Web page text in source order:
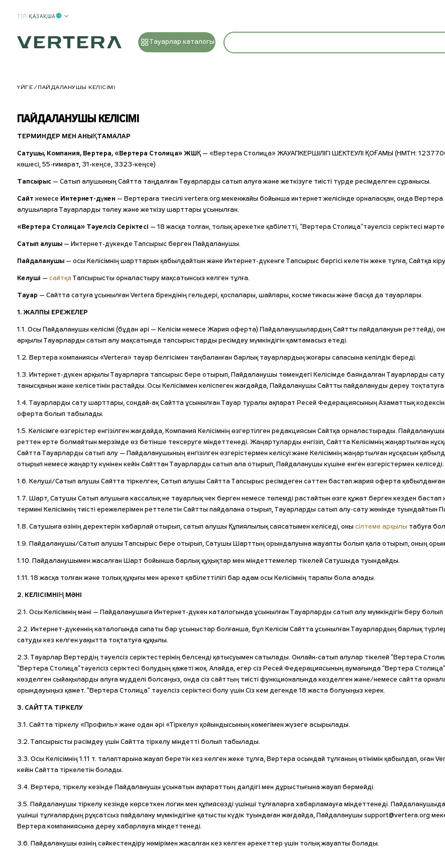
ТІЛ :ҚАЗАҚША
Тауарлар каталогы
ҮЙГЕ ПАЙДАЛАНУШЫ КЕЛІСІМІ
ПАЙДАЛАНУШЫ КЕЛІСІМІ
ТЕРМИНДЕР МЕН АНЫҚТАМАЛАР
Сатушы, Компания, Вертера, «Вертера Столица» ЖШҚ— «Вертера Столица» ЖАУАПКЕРШІЛІГІ ШЕКТЕУЛІ ҚОҒАМЫ (НМТН:
көшесі, 55-ғимарат, 31-кеңсе, 3323-кеңсе)
Тапсырыс — Сатып алушының Сайтта таңдалған Тауарларды сатып алуға және жеткізуге тиісті түрде ресімделген сұранысы.
Сайт немесе Интернет-дүкен — Вертераға тиесілі vertera.org мекенжайы бойынша интернет желісінде орналасқан, онда
алушыларға Тауарларды төлеу және жеткізу шарттары ұсынылған.
«Вертера Столица» Тәуелсіз Серіктесі — 18 жасқа толған, толық әрекетке қабілетті, "Вертера Столица"тәуелсіз серіктесі
Сатып алушы — Интернет-дүкенде Тапсырыс берген Пайдаланушы.
Пайдаланушы — осы Келісімнің шарттарын қабылдайтын және Интернет-дүкенге Тапсырыс бергісі келетін жеке тұлға, Сайтқа
Келуші — сайтқа Тапсырысты орналастыру мақсатынсыз келген тұлға.
Тауар — Сайтта сатуға ұсынылған Vertera брендінің гельдері, қоспалары, шайлары, косметикасы және басқа да тауарлары.
1. ЖАЛПЫ ЕРЕЖЕЛЕР
1.1. Осы Пайдаланушы келісімі (бұдан әрі — Келісім немесе Жария оферта) Пайдаланушылардың Сайтты пайдалануын реттейді,
арқылы Тауарларды сатып алу мақсатында тапсырыстарды ресімдеу мүмкіндігін қамтамасыз етеді.
1.2. Вертера компаниясы «Vertera» тауар белгісімен таңбаланған барлық тауарлардың жоғары сапасына кепілдік береді.
1.3. Интернет-дүкен арқылы Тауарларға тапсырыс бере отырып, Пайдаланушы төмендегі Келісімде баяндалған Тауарларды
танысқанын және келісетінін растайды. Осы Келісіммен келіспеген жағдайда, Пайдаланушы Сайтты пайдалануды дереу тоқтатуға
1.4. Тауарларды сату шарттары, сондай-ақ Сайтта ұсынылған Тауар туралы ақпарат Ресей Федерациясының Азаматтық
оферта болып табылады.
1.5. Келісімге өзгерістер енгізілген жағдайда, Компания Келісімнің өзгертілген редакциясын Сайтқа орналастырады. Пайдаланушы
реттен ерте болмайтын мерзімде өз бетінше тексеруге міндеттенеді. Жаңартуларды енгізіп, Сайтта Келісімнің жаңартылған
Сайтта Тауарларды сатып алу — Пайдаланушының енгізілген өзгерістермен келісуі және Келісімнің жаңартылған нұсқасын
отырып немесе жаңарту күнінен кейін Сайттан Тауарларды сатып ала отырып, Пайдаланушы күшіне енген өзгерістермен келіседі.
1.6. Келуші/Сатып алушы Сайтта тіркелген, Сатып алушы Сайтта Тапсырыс ресімдеген сәттен бастап жария оферта
1.7. Шарт, Сатушы Сатып алушыға кассалық не тауарлық чек берген немесе төлемді растайтын өзге құжат берген кезден бастап
термині Келісімнің тиісті ережелерімен реттелетін Сайтты пайдалана отырып, Тауарларды сатып алу-сату жөнінде
1.8. Сатушыға өзінің деректерін хабарлай отырып, сатып алушы Құпиялылық саясатымен келіседі, оны сілтеме арқылы табуға
1.9. Пайдаланушы/Сатып алушы Тапсырыс бере отырып, Сатушы Шарттың орындалуына жауапты болып қала отырып, оның
1.10. Пайдаланушымен жасалған Шарт бойынша барлық құқықтар мен міндеттемелер тікелей Сатушыда туындайды.
1.11. 18 жасқа толған және толық құқығы мен әрекет қабілеттілігі бар адам осы Келісімнің тарапы бола алады.
2. КЕЛІСІМНІҢ МӘНІ
2.1. Осы Келісімнің мәні — Пайдаланушыға Интернет-дүкен каталогында ұсынылған Тауарларды сатып алу мүмкіндігін беру
2.2. Интернет-дүкеннің каталогында сипаты бар ұсыныстар болғанша, бұл Келісім Сайтта ұсынылған Тауарлардың барлық
сатуды кез келген уақытта тоқтатуға құқылы.
2.3. Тауарлар Вертердің тәуелсіз серіктестерінің белсенді қатысуымен сатылады. Онлайн-сатып алулар тікелей "Вертера
"Вертера Столица"тәуелсіз серіктесі болудың қажеті жоқ. Алайда, егер сіз Ресей Федерациясының аумағында "Вертера Столица"
көзделген сыйақыларды алуға мүдделі болсаңыз, онда сіз сайттың тиісті функционалында көзделген және/немесе сайтта
орындауыңыз қажет. "Вертера Столица" тәуелсіз серіктесі болу үшін Сіз кем дегенде 18 жаста болуыңыз керек.
3. САЙТТА ТІРКЕЛУ
3.1. Сайтта тіркелу «Профиль» және одан әрі «Тіркелу» қойындысының көмегімен жүзеге асырылады.
3.2. Тапсырысты рәсімдеу үшін Сайтта тіркелу міндетті болып табылады.
3.3. Осы Келісімнің 1.11 т. талаптарына жауап беретін кез келген жеке тұлға, Вертера осындай тұлғаның өтінімін қабылдап, оған
кейін Сайтта тіркелетін болады.
3.4. Вертера, тіркелу кезінде Пайдаланушы ұсынатын ақпараттың дәлдігі мен дұрыстығына жауап бермейді.
3.5. Пайдаланушы тіркелу кезінде көрсеткен логин мен құпиясөзді үшінші тұлғаларға хабарламауға міндеттенеді. Пайдаланушыда
үшінші тұлғалардың рұқсатсыз пайдалану мүмкіндігіне қатысты күдік туындаған жағдайда, Пайдаланушы support@vertera.org
Вертера компаниясына дереу хабарлауға міндеттенеді.
3.6. Пайдаланушы өзінің сәйкестендіру нөмірімен жасалған кез келген әрекеттер үшін толық жауапты болады.